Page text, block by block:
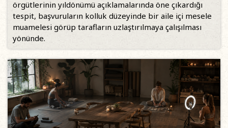
örgütlerinin yıldönümü açıklamalarında öne çıkardığı
tespit, başvuruların kolluk düzeyinde bir aile içi mesele
muamelesi görüp tarafların uzlaştırılmaya çalışılması
yönünde.